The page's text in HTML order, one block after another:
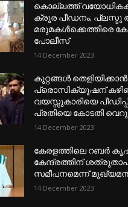
കൊല്ലത്ത്
ക്രൂര പീഡനം; പ്ലസ്ടു
മരുമകൾക്കെത്തിരെ
പോലീസ്
14 December 2023
കുറ്റങ്ങൾ തെളിയിക്കാൻ
പ്രൊസിക്യൂഷന്
വയസ്സുകാരിയെ
പ്രതിയെ കോടതി
14 December 2023
കേരളത്തിലെ റബർ
കേന്ദ്രത്തിന്
സമീപനമെന്ന്
14 December 2023